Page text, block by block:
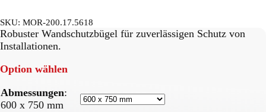
SKU: MOR-200.17.5618
Robuster Wandschutzbügel für zuverlässigen Schutz von
Installationen.
Option wählen
Abmessungen:
600 x 750 mm